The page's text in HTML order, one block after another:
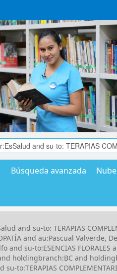
Búsqueda avanzada
and su-to: TERAPIAS
and au:Pascual Valverde,
and su-to:ESENCIAS
holdingbranch:BC and
to:TERAPIAS